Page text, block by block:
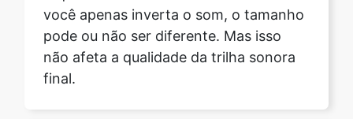
final.
Quais são os formatos